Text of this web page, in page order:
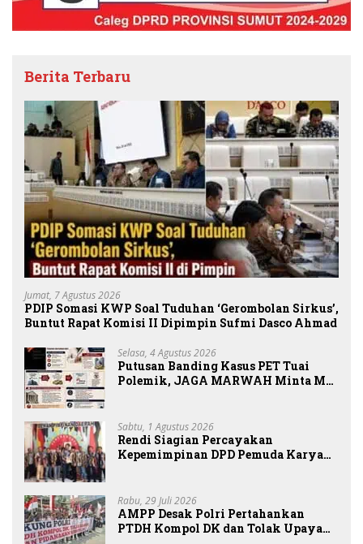
Berita Terbaru
Jumat, 7 Agustus 2026
PDIP Somasi KWP Soal Tuduhan ‘Gerombolan Sirkus’,
Buntut Rapat Komisi II Dipimpin Sufmi Dasco Ahmad
Selasa, 4 Agustus 2026
Putusan Banding Kasus PET Tuai
Polemik, JAGA MARWAH Minta MA
Sabtu, 1 Agustus 2026
Rendi Siagian Percayakan
Kepemimpinan DPD Pemuda Karya
Rabu, 29 Juli 2026
AMPP Desak Polri Pertahankan
PTDH Kompol DK dan Tolak Upaya